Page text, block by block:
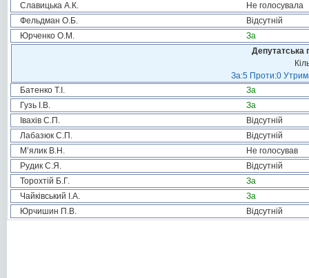
Славицька А.К.
Не голосувала
Фельдман О.Б.
Відсутній
Юрченко О.М.
За
Депутатська
За:5 Проти:0
Батенко Т.І.
За
Гузь І.В.
За
Івахів С.П.
Відсутній
Лабазюк С.П.
Відсутній
М’ялик В.Н.
Не голосував
Рудик С.Я.
Відсутній
Торохтій Б.Г.
За
Чайківський І.А.
За
Юрчишин П.В.
Відсутній